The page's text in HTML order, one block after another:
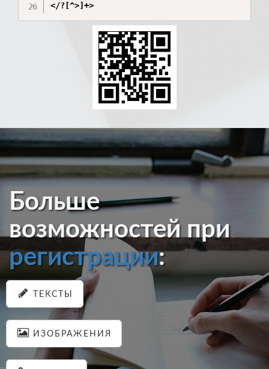
</?[^>]+>
Больше
возможностей при
регистрации:
ТЕКСТЫ
ИЗОБРАЖЕНИЯ